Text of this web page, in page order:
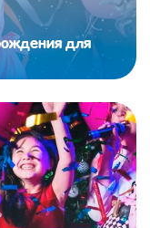
для